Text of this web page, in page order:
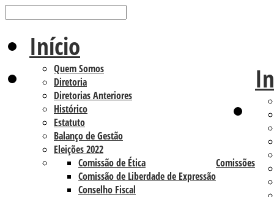
Início
Quem Somos
Diretoria
Diretorias Anteriores
Histórico
Estatuto
Balanço de Gestão
Eleições 2022
Comissões
Comissão de Ética
Comissão de Liberdade de Expressão
Conselho Fiscal